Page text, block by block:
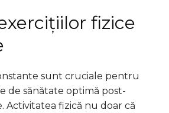
fizice
sunt cruciale pentru
de sănătate optimă post-
Activitatea fizică nu doar că